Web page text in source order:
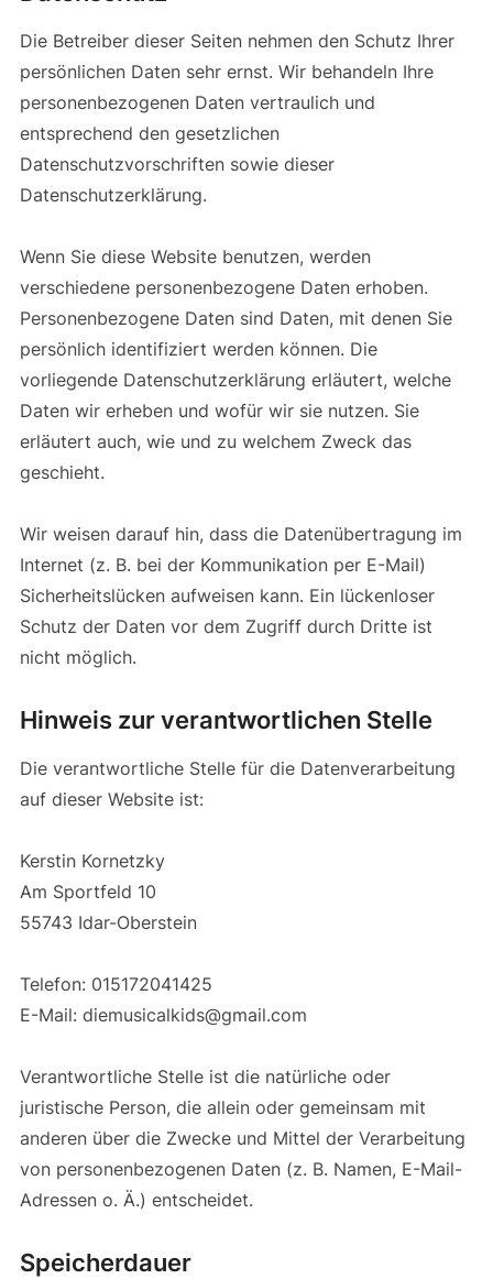
Die Betreiber dieser Seiten nehmen den Schutz Ihrer
persönlichen Daten sehr ernst. Wir behandeln Ihre
personenbezogenen Daten vertraulich und
entsprechend den gesetzlichen
Datenschutzvorschriften sowie dieser
Datenschutzerklärung.
Wenn Sie diese Website benutzen, werden
verschiedene personenbezogene Daten erhoben.
Personenbezogene Daten sind Daten, mit denen Sie
persönlich identifiziert werden können. Die
vorliegende Datenschutzerklärung erläutert, welche
Daten wir erheben und wofür wir sie nutzen. Sie
erläutert auch, wie und zu welchem Zweck das
geschieht.
Wir weisen darauf hin, dass die Datenübertragung im
Internet (z. B. bei der Kommunikation per E-Mail)
Sicherheitslücken aufweisen kann. Ein lückenloser
Schutz der Daten vor dem Zugriff durch Dritte ist
nicht möglich.
Hinweis zur verantwortlichen Stelle
Die verantwortliche Stelle für die Datenverarbeitung
auf dieser Website ist:
Kerstin Kornetzky
Am Sportfeld 10
55743 Idar-Oberstein
Telefon: 015172041425
E-Mail: diemusicalkids@gmail.com
Verantwortliche Stelle ist die natürliche oder
juristische Person, die allein oder gemeinsam mit
anderen über die Zwecke und Mittel der Verarbeitung
von personenbezogenen Daten (z. B. Namen, E-Mail-
Adressen o. Ä.) entscheidet.
Speicherdauer